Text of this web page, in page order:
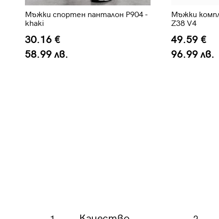
Мъжки спортен панталон P904 -
khaki
30.16 €
58.99 лв.
Мъжки
Z38 V4
49.59 €
96.99 лв.